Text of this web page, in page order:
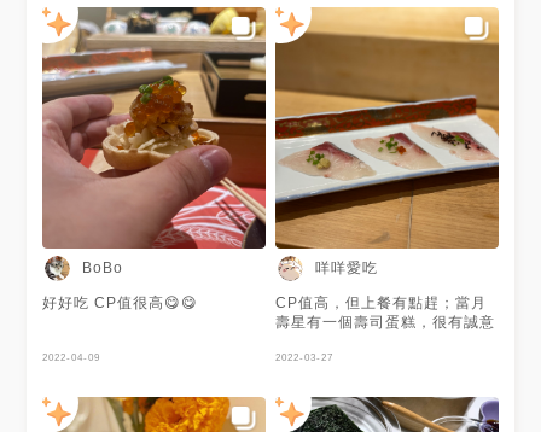
話只能控制現捏壽司的部分，其
他品項還是會全數一起出餐 言
至此，心裡默默的把這次到訪當
作是一場用餐參訪學習，在師傅
一項一項出餐並介紹時認真努力
的做筆記(但還是有不認得的食
材直接遺漏掉就是了) 🐟南方澳
紅甘魚三吃｜阿里山芥末・日本
京都香料・北海道鹹昆布紫蘇
🦐宜蘭大溪炙燒葡萄蝦｜醋飯・
檸檬汁・檸檬皮・法國鹽之花
🍽️安康魚肝｜日本最中餅・珍珠
馬鈴薯泥・北海道鮭魚卵・宜蘭
珠蔥・醋漬蘿蔔泥 🥄小黑鮪刺
身｜浸煮鴻禧菇・加減醋 🍣日
本黑鮪魚大腹｜紅醋飯・新鮮芥
貝｜喜馬拉雅山岩鹽 🐠炙燒鰆
屏東東港煙燻魷魚子 🥙海味手
卷 🐟炙燒南方澳尖梭魚｜北海
@Ariel 提供美照🧡
BoBo
好好吃 CP值很高😋😋
2022-04-09
咩咩愛吃
CP值高，但上餐有點趕；當月
壽星有一個壽司蛋糕，很有誠意
2022-03-27